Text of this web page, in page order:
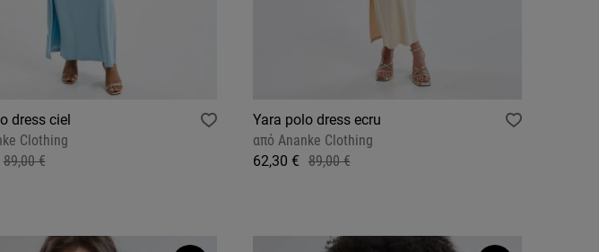
dress ciel
Clothing
89,00 €
Yara polo dress ecru
από Ananke Clothing
62,30 € 89,00 €